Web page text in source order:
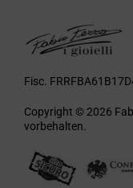
Fisc.
Copyright © 2026
vorbehalten.